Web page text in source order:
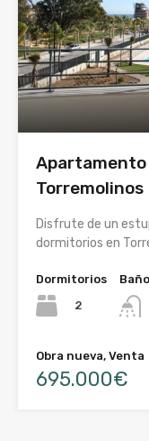
Apartamento
Torremolinos
Disfrute de un
dormitorios en
Dormitorios
2
Obra nueva, Venta
695.000€